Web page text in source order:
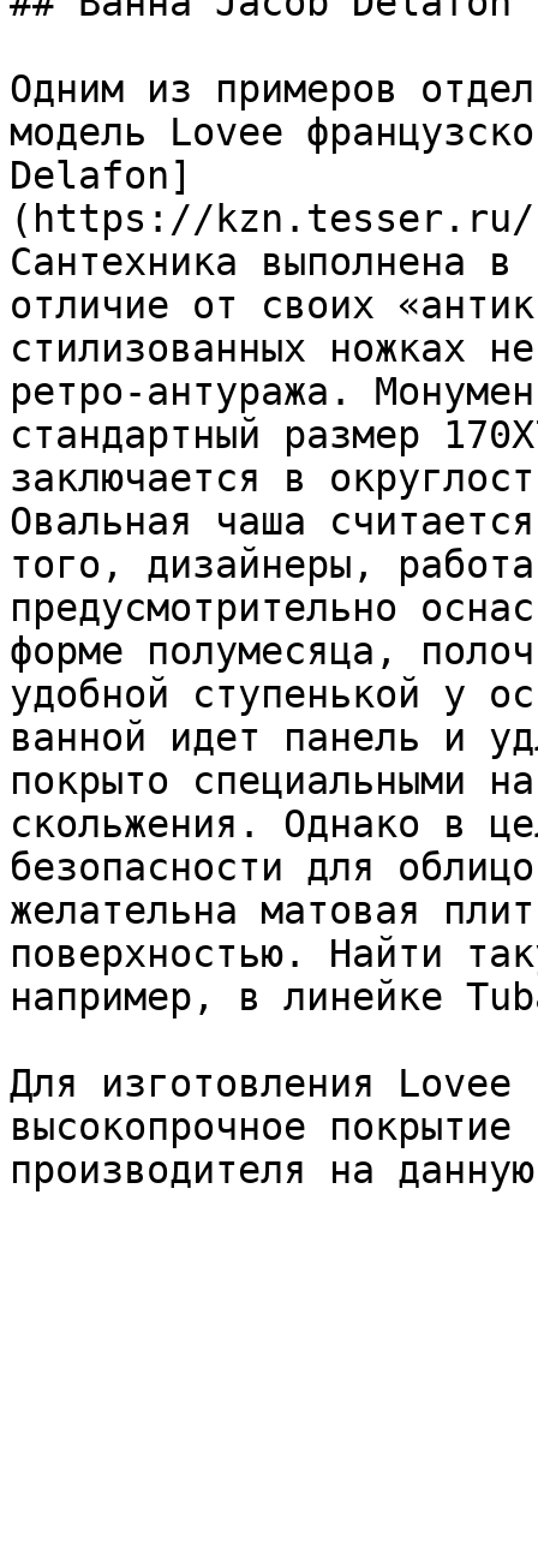
Одним из примеров
модель Lovee
Delafon]
(https://kzn.tesser.ru/
Сантехника выполнена
отличие от своих
стилизованных ножках
ретро-антуража.
стандартный размер
заключается в
Овальная чаша
того, дизайнеры,
предусмотрительно
форме полумесяца,
удобной ступенькой у
ванной идет панель и
покрыто специальными
скольжения. Однако в
безопасности для
желательна матовая
поверхностью. Найти
например, в линейке
Для изготовления Lovee
высокопрочное
производителя на